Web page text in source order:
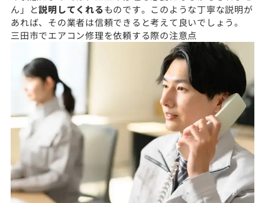
ん」と説明してくれるものです。このような丁寧な説明が
あれば、その業者は信頼できると考えて良いでしょう。
三田市でエアコン修理を依頼する際の注意点